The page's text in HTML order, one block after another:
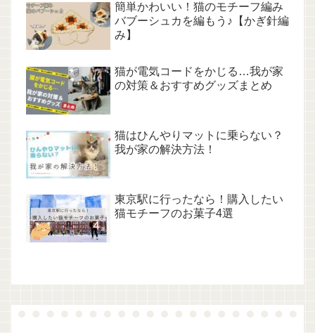
簡単かわいい！猫のモチーフ編み
バブーシュカを編もう♪【かぎ針編
み】
猫が電気コードをかじる…我が家
の対策＆おすすめグッズまとめ
猫はひんやりマットに乗らない？
我が家の解決方法！
東京駅に行ったなら！購入したい
猫モチーフのお菓子4選